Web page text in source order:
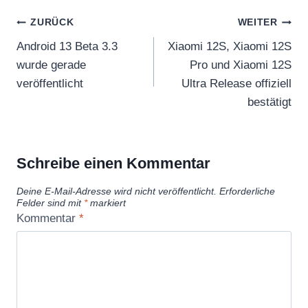
o
n
e
t
g
i
g
h
Beitragsnavigation
ZURÜCK
Android 13 Beta 3.3
wurde gerade
veröffentlicht
WEITER
Xiaomi 12S, Xiaomi 12S
Pro und Xiaomi 12S
Ultra Release offiziell
bestätigt
Schreibe einen Kommentar
Deine E-Mail-Adresse wird nicht veröffentlicht. Erforderliche
Felder sind mit *markiert
Kommentar *